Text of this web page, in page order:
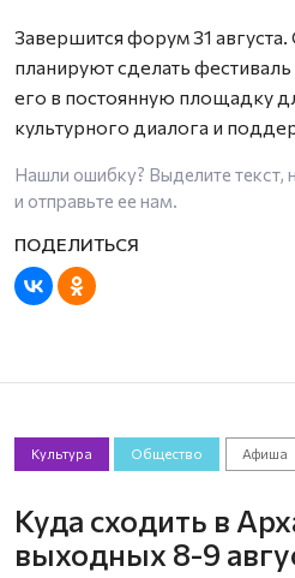
Завершится форум 31
планируют сделать
его в постоянную площадку
культурного диалога и
Нашли ошибку? Выделите текст,
и отправьте ее нам.
Культура Общество Афиша
Куда сходить в
выходных 8-9